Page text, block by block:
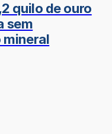
quilo de ouro
sem
mineral